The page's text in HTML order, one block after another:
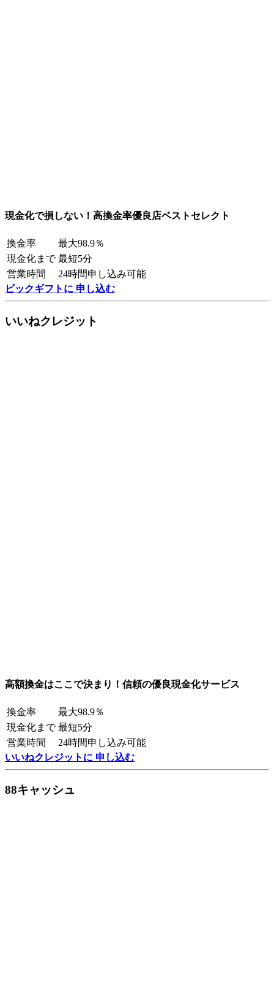
現金化で損しない！高換金率優良店ベストセレクト
換金率
最大98.9％
現金化まで 最短5分
営業時間
24時間申し込み可能
ビックギフトに 申し込む
いいねクレジット
高額換金はここで決まり！信頼の優良現金化サービス
換金率
最大98.9％
現金化まで 最短5分
営業時間
24時間申し込み可能
いいねクレジットに 申し込む
88キャッシュ